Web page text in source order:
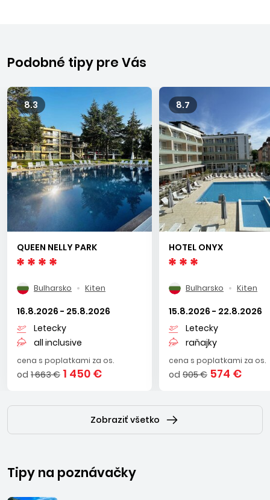
Podobné tipy pre Vás
8.3
QUEEN NELLY PARK
Bulharsko Kiten
16.8.2026 - 25.8.2026
Letecky
all inclusive
cena s poplatkami za os.
od 1 663 € 1 450 €
8.7
HOTEL ONYX
Bulharsko Kiten
15.8.2026 - 22.8.2026
Letecky
raňajky
cena s poplatkami za os.
od 905 € 574 €
Zobraziť všetko
Tipy na poznávačky